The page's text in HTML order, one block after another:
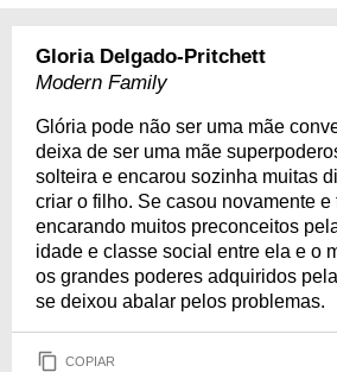
Gloria Delgado-Pritchett
Modern Family
Glória pode não ser uma mãe
deixa de ser uma mãe
solteira e encarou sozinha muitas
criar o filho. Se casou novamente e
encarando muitos preconceitos
idade e classe social entre ela e o
os grandes poderes adquiridos
se deixou abalar pelos problemas.
COPIAR